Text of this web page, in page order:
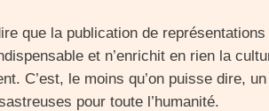
que la publication de
et n’enrichit en rien la
C’est, le moins qu’on puisse dire,
pour toute l’humanité.